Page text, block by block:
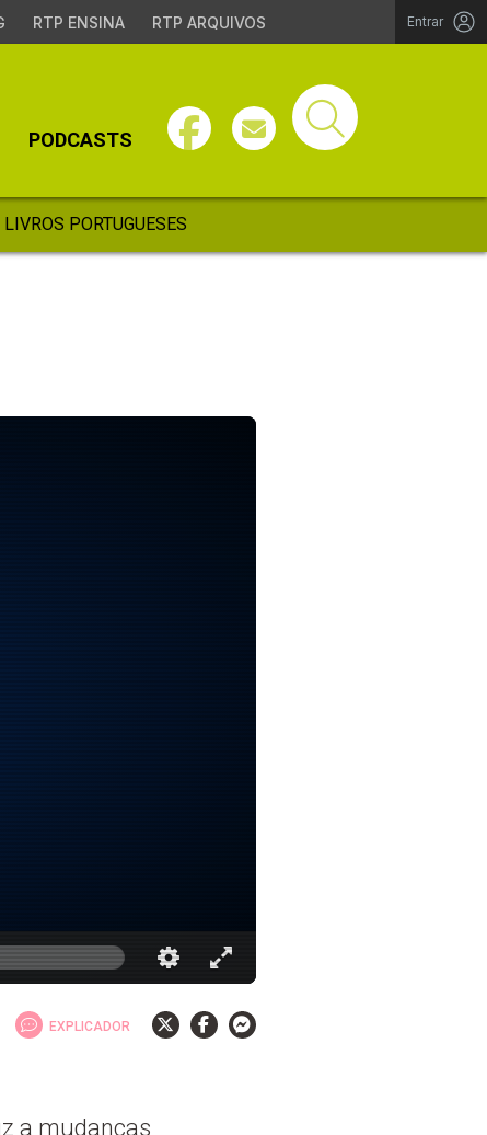
RTP ENSINA RTP ARQUIVOS Entrar
PODCASTS
PORTUGUESES
EXPLICADOR
a mudanças